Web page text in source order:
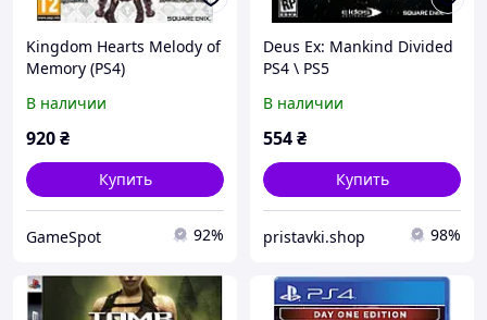
Kingdom Hearts Melody of
Memory (PS4)
В наличии
920₴
Купить
GameSpot 92%
Deus Ex: Mankind Divided
PS4 \ PS5
В наличии
554₴
Купить
pristavki.shop 98%